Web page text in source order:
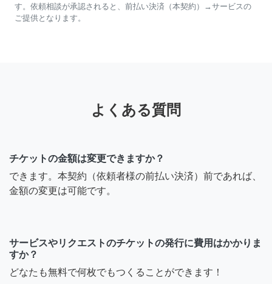
す。依頼相談が承認されると、前払い決済（本契約）→サービスの
ご提供となります。
よくある質問
チケットの金額は変更できますか？
できます。本契約（依頼者様の前払い決済）前であれば、
金額の変更は可能です。
サービスやリクエストのチケットの発行に費用はかかりま
すか？
どなたも無料で何枚でもつくることができます！